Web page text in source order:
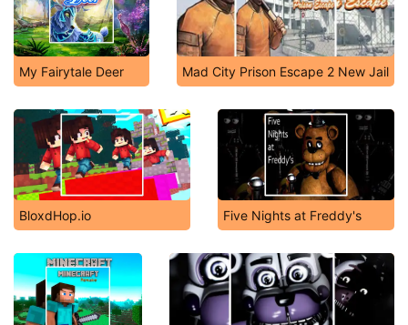
My Fairytale Deer Mad City Prison Escape 2 New Jail
BloxdHop.io Five Nights at Freddy's